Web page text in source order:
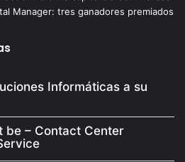
Manager: tres ganadores premiados
Informáticas a su
be – Contact Center